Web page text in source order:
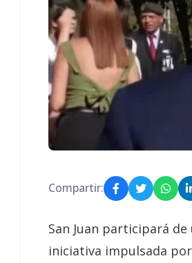
Compartir:
San Juan participará
iniciativa impulsada